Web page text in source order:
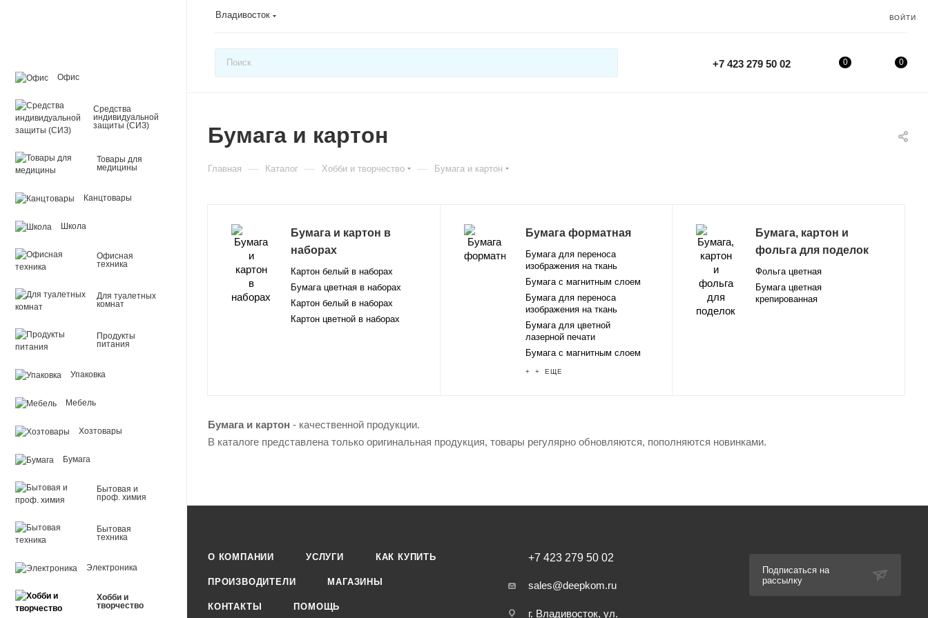
Владивосток ВОЙТИ
+7 423 279 50 02 0
0
Офис
Средства
индивидуальной
защиты (СИЗ)
Товары для
медицины
Канцтовары
Школа
Офисная
техника
Для туалетных
комнат
Продукты
питания
Упаковка
Мебель
Хозтовары
Бумага
Бытовая и
проф. химия
Бытовая
техника
Электроника
Хобби и
творчество
Бумага и картон
Главная — Каталог — Хобби и творчество — Бумага и картон
Бумага и картон в
наборах
Картон белый в наборах
Бумага цветная в наборах
Картон белый в наборах
Картон цветной в наборах
Бумага форматная
Бумага для переноса
изображения на ткань
Бумага с магнитным слоем
Бумага для переноса
изображения на ткань
Бумага для цветной
лазерной печати
Бумага с магнитным слоем
+ + ЕЩЕ
Бумага, картон и
фольга для поделок
Фольга цветная
Бумага цветная
крепированная
Бумага и картон - качественной продукции.
В каталоге представлена только оригинальная продукция, товары регулярно обновляются, пополняются новинками.
О КОМПАНИИ УСЛУГИ КАК КУПИТЬ
ПРОИЗВОДИТЕЛИ МАГАЗИНЫ
КОНТАКТЫ ПОМОЩЬ
+7 423 279 50 02
sales@deepkom.ru
г. Владивосток, ул.
Подписаться на
рассылку